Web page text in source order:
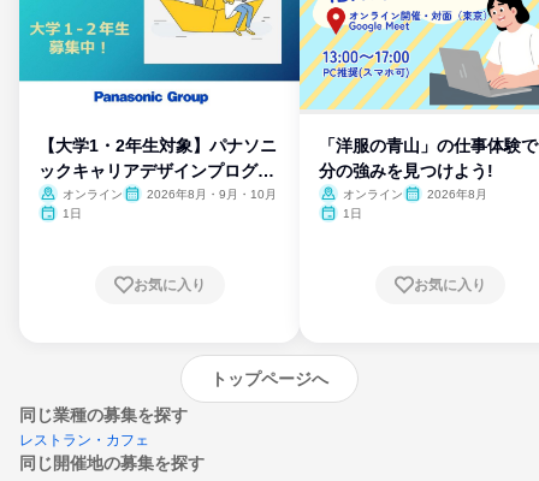
【大学1・2年生対象】パナソニ
ックキャリアデザインプログラ
ム
オンライン
2026年8月・9月・10月
1日
お気に入り
「洋服の青山」の仕事体験
分の強みを見つけよう!
オンライン
2026年8月
1日
お気に入り
トップページへ
同じ業種の募集を探す
レストラン・カフェ
同じ開催地の募集を探す